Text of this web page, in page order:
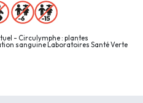
- Circulymphe : plantes
sanguine Laboratoires Santé Verte